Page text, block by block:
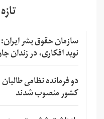
سازمان حقوق بشر
نوید افکاری، در زندان
دو فرمانده نظامی
کشور منصوب شدند